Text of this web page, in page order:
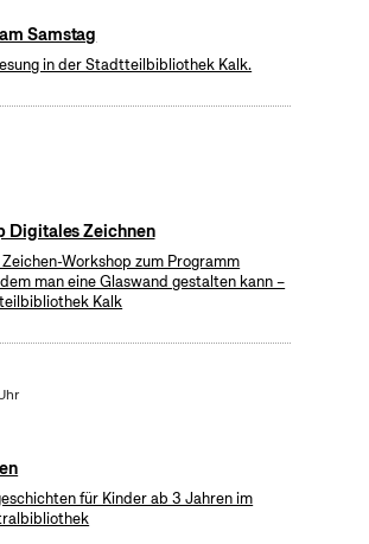
Samstag
in der Stadtteilbibliothek Kalk.
Digitales Zeichnen
Workshop zum Programm
man eine Glaswand gestalten kann –
Kalk
für Kinder ab 3 Jahren im